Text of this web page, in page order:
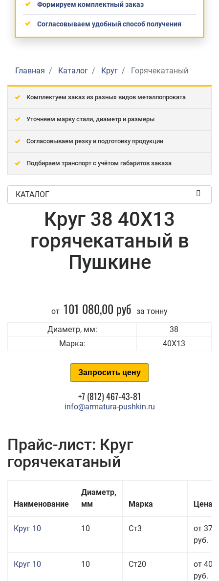
Формируем комплектный заказ
Согласовываем удобный способ получения
Главная Каталог Круг Горячекатаный
Комплектуем заказ из разных видов металлопроката
Уточняем марку стали, диаметр и размеры
Согласовываем резку и подготовку продукции
Подбираем транспорт с учётом габаритов заказа
КАТАЛОГ
Круг 38 40Х13
горячекатаный в
Пушкине
от 101 080,00 руб за тонну
Диаметр, мм:
38
Марка:
40Х13
Запросить цену
+7 (812) 467-43-81
info@armatura-pushkin.ru
Прайс-лист: Круг
горячекатаный
Наименование
Диаметр,
мм
Марка Цена
Круг 10 10 Ст3
от 37
руб.
Круг 10 10 Ст20
от 40
руб.